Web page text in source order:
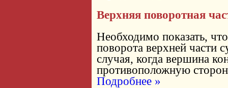
Верхняя поворотная
Необходимо показать,
поворота верхней части
случая, когда вершина
противоположную
Подробнее »